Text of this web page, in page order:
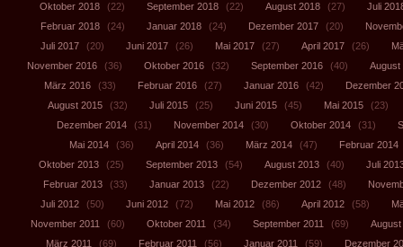
Oktober 2018
(22) September 2018 (22) August 2018 (27)
Juli
Februar 2018
(24) Januar 2018 (24) Dezember 2017 (20)
Juli 2017
(20) Juni 2017 (26) Mai 2017 (27) April 2017 (26)
November 2016
(36) Oktober 2016 (32) September 2016 (40)
August
März 2016
(33) Februar 2016 (27) Januar 2016 (42)
Dezember
August 2015
(32) Juli 2015 (25) Juni 2015 (45) Mai 2015
(23)
Dezember 2014
(31) November 2014 (30) Oktober 2014 (31)
Mai 2014
(36) April 2014 (36) März 2014 (47) Februar 2014
Oktober 2013
(25) September 2013 (54) August 2013 (40)
Juli
Februar 2013
(33) Januar 2013 (22) Dezember 2012 (48)
Juli 2012
(50) Juni 2012 (72) Mai 2012 (86) April 2012 (58)
November 2011
(60) Oktober 2011 (34) September 2011 (69)
August
März 2011
(69) Februar 2011 (56) Januar 2011 (59)
Dezember